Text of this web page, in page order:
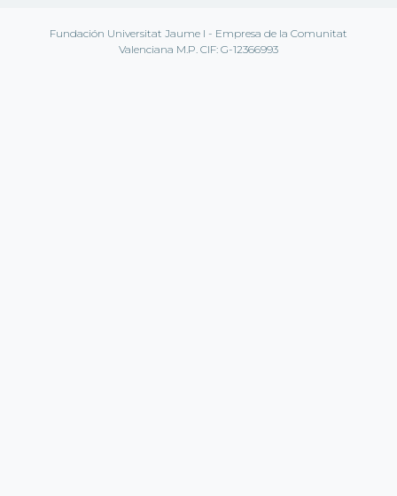
Fundación Universitat Jaume I - Empresa de la Comunitat
Valenciana M.P. CIF: G-12366993